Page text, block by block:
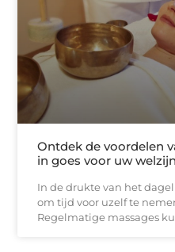
Ontdek de voordelen
in goes voor uw welzijn
In de drukte van het
om tijd voor uzelf te
Regelmatige massages